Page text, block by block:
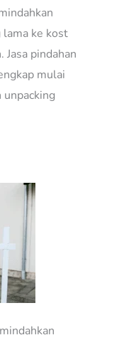
lama ke kost
Jasa pindahan
mulai